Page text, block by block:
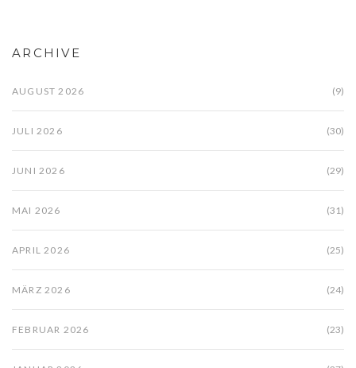
ARCHIVE
AUGUST 2026 (9)
JULI 2026 (30)
JUNI 2026 (29)
MAI 2026 (31)
APRIL 2026 (25)
MÄRZ 2026 (24)
FEBRUAR 2026 (23)